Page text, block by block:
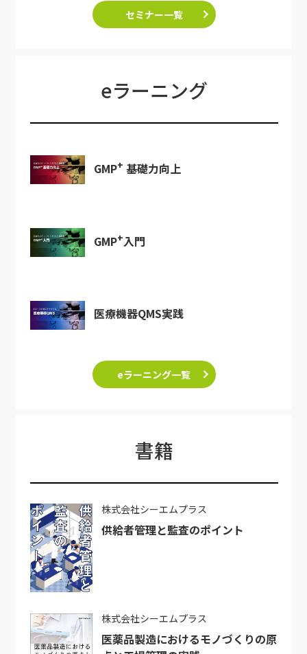
セミナー一覧
eラーニング
GMP+ 基礎力向上
GMP+入門
医療機器QMS実践
eラーニング一覧
書籍
株式会社シーエムプラス
供給者管理と監査のポイント
株式会社シーエムプラス
医薬品製造におけるモノづくりの原